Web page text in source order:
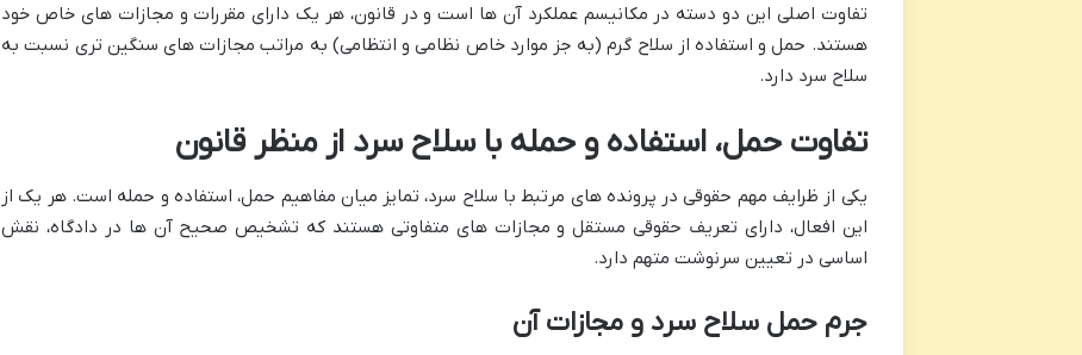
تفاوت اصلی این دو دسته در مکانیسم عملکرد آن ها است و در قانون، هر یک دارای مقررات و مجازات های خاص خود
هستند. حمل و استفاده از سلاح گرم (به جز موارد خاص نظامی و انتظامی) به مراتب مجازات های سنگین تری نسبت به
سلاح سرد دارد.
تفاوت حمل، استفاده و حمله با سلاح سرد از منظر قانون
یکی از ظرایف مهم حقوقی در پرونده های مرتبط با سلاح سرد، تمایز میان مفاهیم حمل، استفاده و حمله است. هر یک از
این افعال، دارای تعریف حقوقی مستقل و مجازات های متفاوتی هستند که تشخیص صحیح آن ها در دادگاه، نقش
اساسی در تعیین سرنوشت متهم دارد.
جرم حمل سلاح سرد و مجازات آن